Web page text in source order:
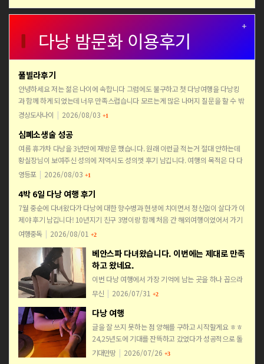
+
다낭 밤문화 이용후기
풀빌라후기
안녕하세요 저는 젊은 나이에 속합니다 그럼에도 불구하고 첫 다낭여행을 다낭킹
과 함께 하게 되었는데 너무 만족스럽습니다 모르는게 많은 나머지 질문을 할 수 밖
에 없는 상황이였는데 친절하게 모든 질문에 답을 해주셨고 처…
경상도사나이 | 2026/08/03 +1
심폐소생술 성공
여름 휴가차 다낭을 3년만에 재방문 했습니다. 원래 이런글 적는거 절대 안하는데
황실장님이 보여주신 성의에 저역시도 성의껏 후기 남깁니다. 여행의 목적은 다 다
르지만 다낭은 저희들에겐 골프 커피 맛집 가라오케 술 입…
영등포 | 2026/08/03 +1
4박 6일 다낭 여행 후기
7월 중순에 다녀왔다가 다낭에 대한 향수병과 현생에 치이면서 정신없이 살다가 이
제야 후기 남깁니다! 10년지기 친구 3명이랑 함께 처음 간 해외여행이었어서 가기
전부터 긴장 반 설렘 반이었는데 결론적으로 4명 모두 …
여행중독 | 2026/08/01 +2
베안스파 다녀왔습니다. 이번에는 제대로 만족
하고 왔네요.
이번 다낭 여행에서 가장 기억에 남는 곳을 하나 꼽으라
면 저는 망설임 없이 베안스파를 이야기할 것 같습니다.
에도 한 번 다녀왔는데 그때는 정보도 부족했고 그냥…
무신 | 2026/07/31 +2
다낭 여행
글을 잘 쓰지 못하는 점 양해를 구하고 시작할게요 ㅎㅎ
24,25년도에 기대를 잔뜩하고 갔었다가 성공적으로 돌
아왔던 기대만땅입니다 이번에 26년도에도 신나고 즐
기대만땅 | 2026/07/26 +3